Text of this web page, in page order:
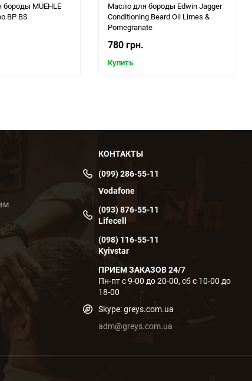
MUEHLE
BP BS
Масло для бороды Edwin Jagger
Conditioning Beard Oil Limes &
Pomegranate
780 грн.
Купить
КОНТАКТЫ
(099) 286-55-11
Vodafone
(093) 876-55-11
Lifecell
(098) 116-55-11
Kyivstar
ПРИЕМ ЗАКАЗОВ 24/7
Пн-пт с 9-00 до 20-00, сб с 10-00 до
18-00
Skype: greys.com.ua
adm@greys.com.ua